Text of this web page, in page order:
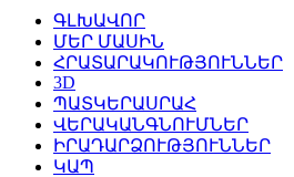
ԳԼԽԱՎՈՐ
ՄԵՐ ՄԱՍԻՆ
ՀՐԱՏԱՐԱԿՈՒԹՅՈՒՆՆԵՐ
3D
ՊԱՏԿԵՐԱՍՐԱՀ
ՎԵՐԱԿԱՆԳՆՈՒՄՆԵՐ
ԻՐԱԴԱՐՁՈՒԹՅՈՒՆՆԵՐ
ԿԱՊ